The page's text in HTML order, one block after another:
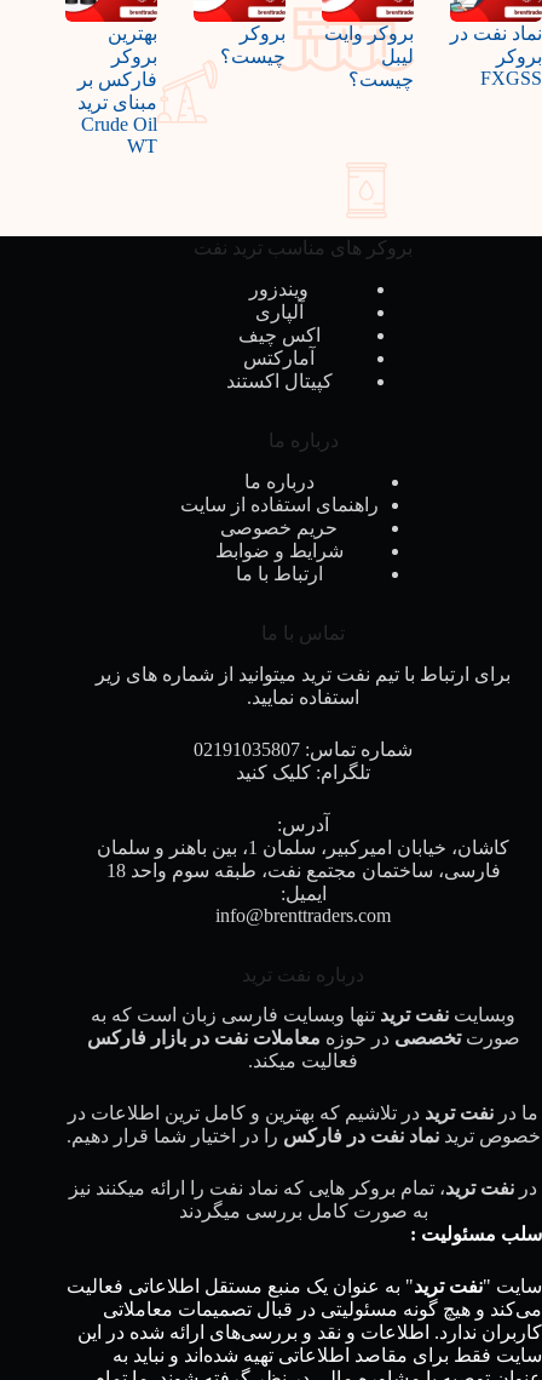
نماد نفت در
بروکر
FXGSS
بروکر وایت
لیبل
چیست؟
بروکر
چیست؟
بهترین
بروکر
فارکس بر
مبنای ترید
Crude Oil
WT
بروکر های مناسب ترید نفت
ویندزور
آلپاری
اکس چیف
آمارکتس
کپیتال اکستند
درباره ما
درباره ما
راهنمای استفاده از سایت
حریم خصوصی
شرایط و ضوابط
ارتباط با ما
تماس با ما
برای ارتباط با تیم نفت ترید میتوانید از شماره های زیر
استفاده نمایید.
شماره تماس: 02191035807
تلگرام: کلیک کنید
آدرس:
کاشان، خیابان امیرکبیر، سلمان 1، بین باهنر و سلمان
فارسی، ساختمان مجتمع نفت، طبقه سوم واحد 18
ایمیل:
info@brenttraders.com
درباره نفت ترید
وبسایت نفت ترید تنها وبسایت فارسی زبان است که به
صورتتخصصی در حوزه معاملات نفت در بازار فارکس
فعالیت میکند.
ما در نفت ترید در تلاشیم که بهترین و کامل ترین اطلاعات در
خصوص تریدنماد نفت در فارکس را در اختیار شما قرار دهیم.
در نفت ترید، تمام بروکر هایی که نماد نفت را ارائه میکنند نیز
به صورت کامل بررسی میگردند
سلب مسئولیت :
سایت "نفت ترید" به عنوان یک منبع مستقل اطلاعاتی فعالیت
می‌کند و هیچ گونه مسئولیتی در قبال تصمیمات معاملاتی
کاربران ندارد. اطلاعات و نقد و بررسی‌های ارائه شده در این
سایت فقط برای مقاصد اطلاعاتی تهیه شده‌اند و نباید به